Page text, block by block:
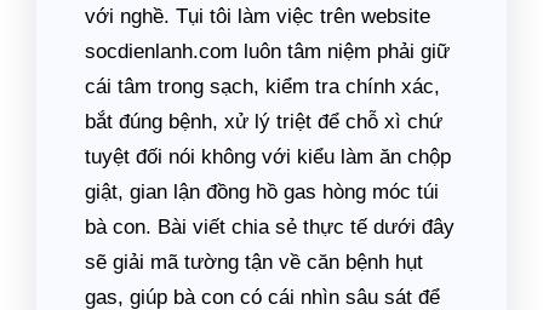
với nghề. Tụi tôi làm việc trên website
socdienlanh.com luôn tâm niệm phải giữ
cái tâm trong sạch, kiểm tra chính xác,
bắt đúng bệnh, xử lý triệt để chỗ xì chứ
tuyệt đối nói không với kiểu làm ăn chộp
giật, gian lận đồng hồ gas hòng móc túi
bà con. Bài viết chia sẻ thực tế dưới đây
sẽ giải mã tường tận về căn bệnh hụt
gas, giúp bà con có cái nhìn sâu sát để